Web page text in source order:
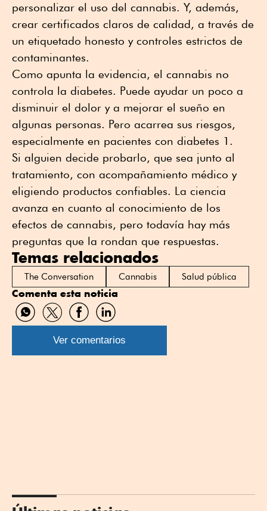
personalizar el uso del cannabis. Y, además,
crear certificados claros de calidad, a través de
un etiquetado honesto y controles estrictos de
contaminantes.
Como apunta la evidencia, el cannabis no
controla la diabetes. Puede ayudar un poco a
disminuir el dolor y a mejorar el sueño en
algunas personas. Pero acarrea sus riesgos,
especialmente en pacientes con diabetes 1.
Si alguien decide probarlo, que sea junto al
tratamiento, con acompañamiento médico y
eligiendo productos confiables. La ciencia
avanza en cuanto al conocimiento de los
efectos de cannabis, pero todavía hay más
preguntas que la rondan que respuestas.
Temas relacionados
The Conversation Cannabis Salud pública
Comenta esta noticia
Compartir
por
WhatsApp
Compartir
por
Twitter
Compartir
por
Facebook
Compartir
por
Linkedin
Ver comentarios